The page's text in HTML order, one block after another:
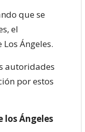
que se
el
Ángeles.
autoridades
por estos
los Ángeles